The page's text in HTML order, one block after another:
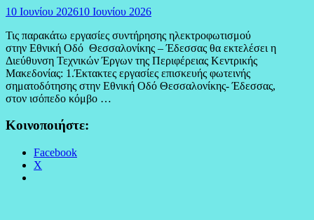
10 Ιουνίου 202610 Ιουνίου 2026
Τις παρακάτω εργασίες συντήρησης ηλεκτροφωτισμού
στην Εθνική Οδό Θεσσαλονίκης – Έδεσσας θα εκτελέσει η
Διεύθυνση Τεχνικών Έργων της Περιφέρειας Κεντρικής
Μακεδονίας: 1.Έκτακτες εργασίες επισκευής φωτεινής
σηματοδότησης στην Εθνική Οδό Θεσσαλονίκης- Έδεσσας,
στον ισόπεδο κόμβο …
Κοινοποιήστε:
Facebook
X